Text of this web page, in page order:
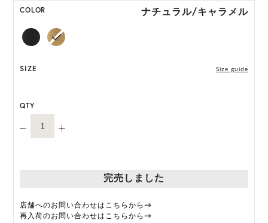
グのライニングが大切なものを保護します。夏の定
タイルを完成させましょう。
HAT BOX に収納できない商品です。
COLOR ナチュラル/キャラメル
SIZE Size guide
QTY
完売しました
店舗へのお問い合わせはこちらから→
再入荷のお問い合わせはこちらから→